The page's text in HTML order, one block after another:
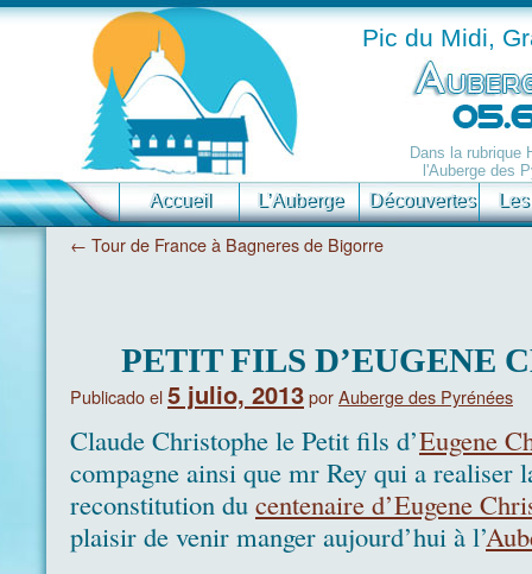
Pic du Midi,
Dans la rubrique
l'Auberge des
Accueil L’Auberge Découvertes
← Tour de France à Bagneres de Bigorre
PETIT FILS D’EUGENE
Publicado el5 julio, 2013porAuberge des Pyrénées
Claude Christophe le Petit fils d’Eugene
compagne ainsi que mr Rey qui a realiser
reconstitution du centenaire d’Eugene
plaisir de venir manger aujourd’hui à l’